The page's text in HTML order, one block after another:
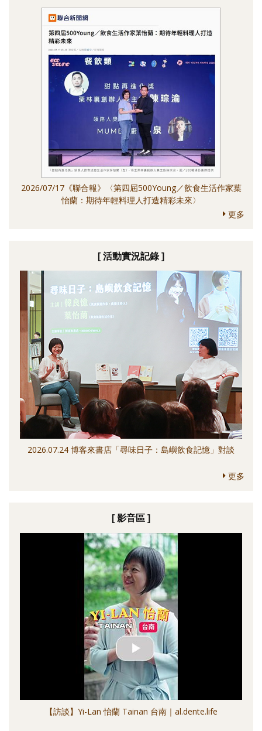
2026/07/17《聯合報》〈第四屆500Young／飲食生活作家葉
怡蘭：期待年輕料理人打造精彩未來〉
更多
[ 活動實況記錄 ]
2026.07.24 博客來書店「尋味日子：島嶼飲食記憶」對談
更多
[ 影音區 ]
【訪談】Yi-Lan 怡蘭 Tainan 台南｜al.dente.life